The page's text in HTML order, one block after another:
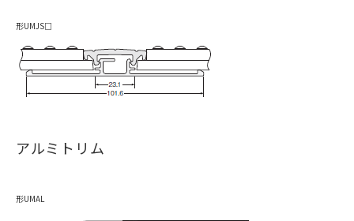
形UMJS□
アルミトリム
形UMAL